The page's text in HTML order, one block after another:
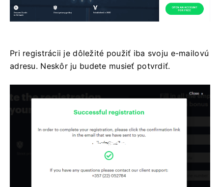
Pri registrácii je dôležité použiť iba svoju e-mailovú
adresu. Neskôr ju budete musieť potvrdiť.